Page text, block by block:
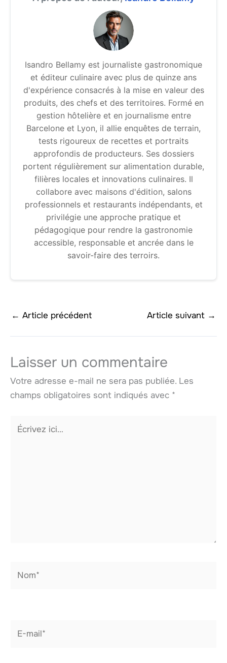
Isandro Bellamy est journaliste gastronomique
et éditeur culinaire avec plus de quinze ans
d'expérience consacrés à la mise en valeur des
produits, des chefs et des territoires. Formé en
gestion hôtelière et en journalisme entre
Barcelone et Lyon, il allie enquêtes de terrain,
tests rigoureux de recettes et portraits
approfondis de producteurs. Ses dossiers
portent régulièrement sur alimentation durable,
filières locales et innovations culinaires. Il
collabore avec maisons d'édition, salons
professionnels et restaurants indépendants, et
privilégie une approche pratique et
pédagogique pour rendre la gastronomie
accessible, responsable et ancrée dans le
savoir-faire des terroirs.
← Article précédent Article suivant →
Laisser un commentaire
Votre adresse e-mail ne sera pas publiée. Les
champs obligatoires sont indiqués avec *
Écrivez